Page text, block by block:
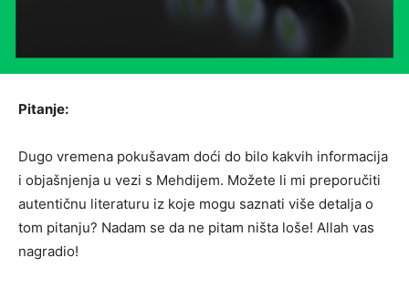
Pitanje:
Dugo vremena pokušavam doći do bilo kakvih informacija
i objašnjenja u vezi s Mehdijem. Možete li mi preporučiti
autentičnu literaturu iz koje mogu saznati više detalja o
tom pitanju? Nadam se da ne pitam ništa loše! Allah vas
nagradio!